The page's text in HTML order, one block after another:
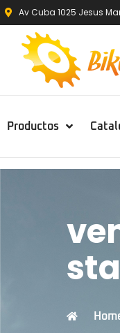
Av Cuba 1025 Jesus
Productos